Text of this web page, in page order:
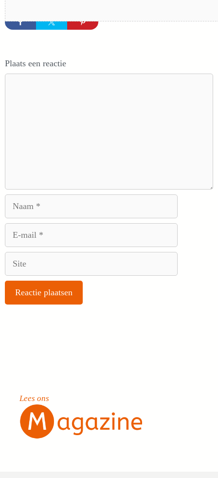
Plaats een reactie
Lees ons